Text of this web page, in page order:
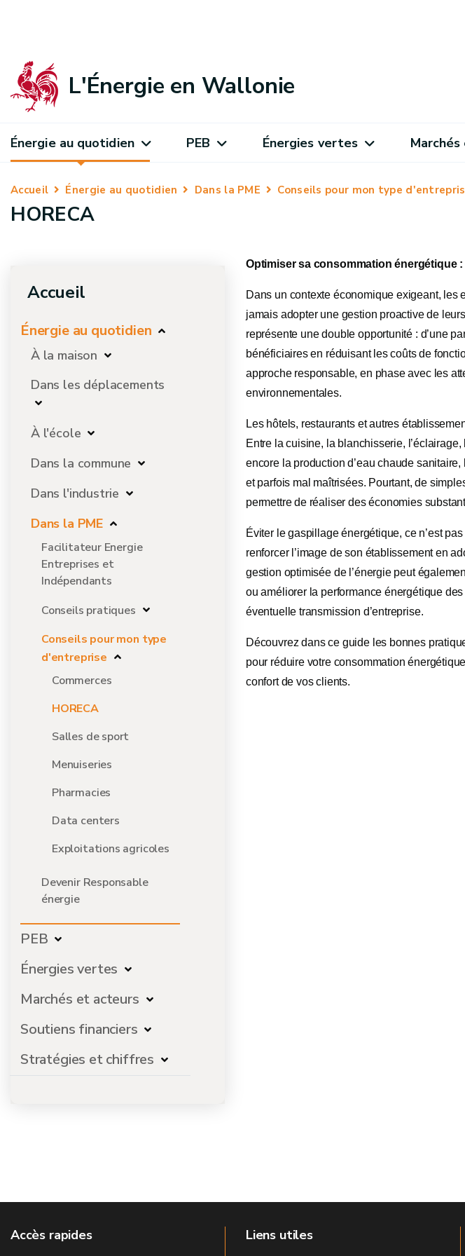
L'Énergie en Wallonie
Énergie au quotidien PEB Énergies vertes
Accueil Énergie au quotidien Dans la PME Conseils pour mon type
HORECA
Accueil
Énergie au quotidien
À la maison
Dans les déplacements
À l'école
Dans la commune
Dans l'industrie
Dans la PME
Facilitateur Energie
Entreprises et
Indépendants
Conseils pratiques
Conseils pour mon type
d'entreprise
Commerces
HORECA
Salles de sport
Menuiseries
Pharmacies
Data centers
Exploitations agricoles
Devenir Responsable
énergie
PEB
Énergies vertes
Marchés et acteurs
Soutiens financiers
Stratégies et chiffres
Optimiser sa consommation énergétique
Dans un contexte économique exigeant, les
jamais adopter une gestion proactive de
représente une double opportunité : d’une
bénéficiaires en réduisant les coûts de
approche responsable, en phase avec les
environnementales.
Les hôtels, restaurants et autres
Entre la cuisine, la blanchisserie,
encore la production d’eau chaude
et parfois mal maîtrisées. Pourtant, de
permettre de réaliser des économies
Éviter le gaspillage énergétique, ce n’est
renforcer l’image de son établissement en
gestion optimisée de l’énergie peut
ou améliorer la performance énergétique
éventuelle transmission d’entreprise.
Découvrez dans ce guide les bonnes
pour réduire votre consommation
confort de vos clients.
Accès rapides Liens utiles